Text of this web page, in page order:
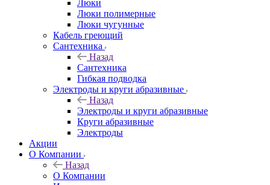
Люки
Люки полимерные
Люки чугунные
Кабель греющий
Сантехника
Назад
Сантехника
Гибкая подводка
Электроды и круги абразивные
Назад
Электроды и круги абразивные
Круги абразивные
Электроды
Акции
О Компании
Назад
О Компании